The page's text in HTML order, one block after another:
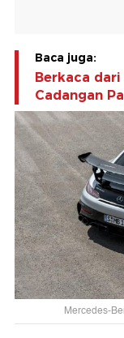
Baca juga:
Berkaca
Cadangan
Mercedes-